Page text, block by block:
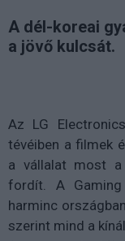
A dél-koreai
a jövő kulcsát.
Az LG
tévéiben a filmek
a vállalat most a
fordít. A
harminc
szerint mind a